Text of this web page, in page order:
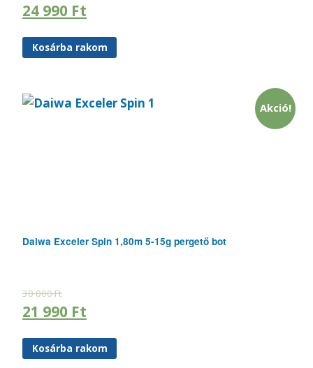
24 990 Ft
Kosárba rakom
Akció!
Daiwa Exceler Spin 1,80m 5-15g pergető bot
30 000Ft
21 990 Ft
Kosárba rakom